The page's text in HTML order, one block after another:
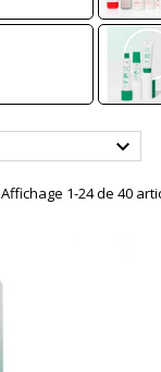

Affichage 1-24 de 40